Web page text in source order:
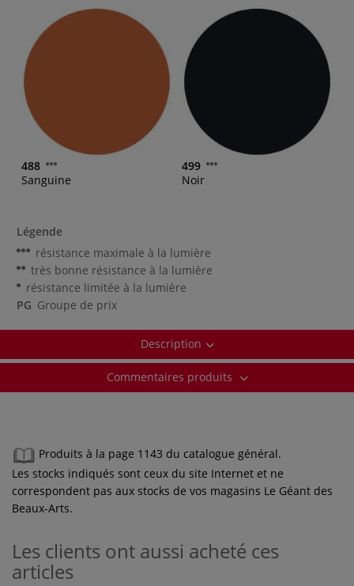
488
Sanguine
499
Noir
Légende
résistance maximale à la lumière
très bonne résistance à la lumière
résistance limitée à la lumière
PG Groupe de prix
Description
Commentaires produits
Produits à la page 1143 du catalogue général.
Les stocks indiqués sont ceux du site Internet et ne
correspondent pas aux stocks de vos magasins Le Géant des
Beaux-Arts.
Les clients ont aussi acheté ces
articles